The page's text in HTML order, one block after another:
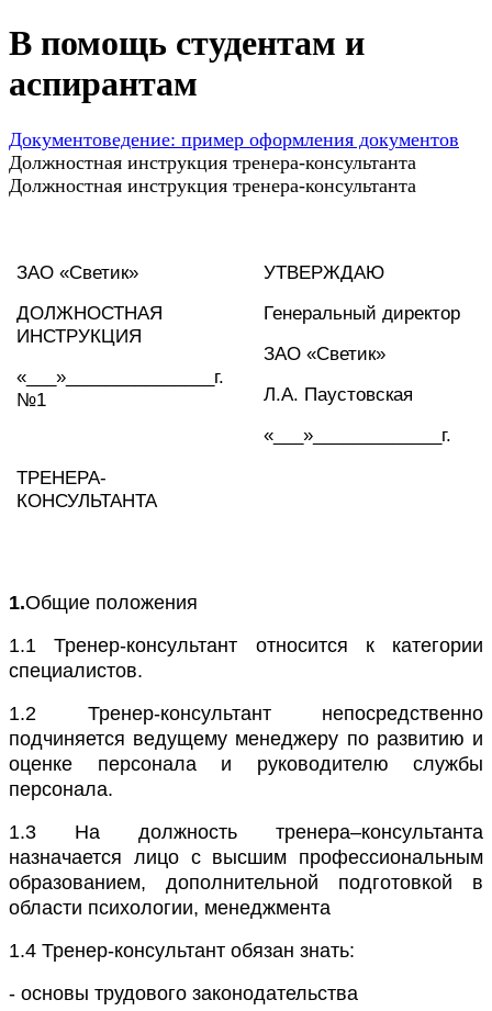
В помощь студентам и
аспирантам
Документоведение: пример оформления документов
Должностная инструкция тренера-консультанта
Должностная инструкция тренера-консультанта
ЗАО «Светик»
ДОЛЖНОСТНАЯ
ИНСТРУКЦИЯ
«___»_______________г.
№1
ТРЕНЕРА-
КОНСУЛЬТАНТА
УТВЕРЖДАЮ
Генеральный директор
ЗАО «Светик»
Л.А. Паустовская
«___»_____________г.
1.Общие положения
1.1Тренер-консультант относится к категории
специалистов.
1.2 Тренер-консультант непосредственно
подчиняется ведущему менеджеру по развитию и
оценке персонала и руководителю службы
персонала.
1.3 На должность тренера–консультанта
назначается лицо с высшим профессиональным
образованием, дополнительной подготовкой в
области психологии, менеджмента
1.4 Тренер-консультант обязан знать:
- основы трудового законодательства